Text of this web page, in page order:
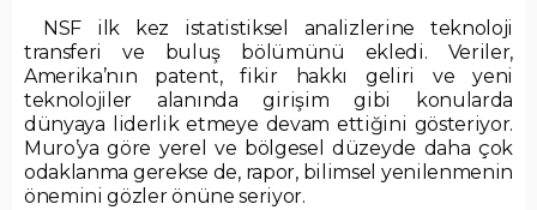
NSF ilk kez istatistiksel analizlerine teknoloji
transferi ve buluş bölümünü ekledi. Veriler,
Amerika’nın patent, fikir hakkı geliri ve yeni
teknolojiler alanında girişim gibi konularda
dünyaya liderlik etmeye devam ettiğini gösteriyor.
Muro’ya göre yerel ve bölgesel düzeyde daha çok
odaklanma gerekse de, rapor, bilimsel yenilenmenin
önemini gözler önüne seriyor.